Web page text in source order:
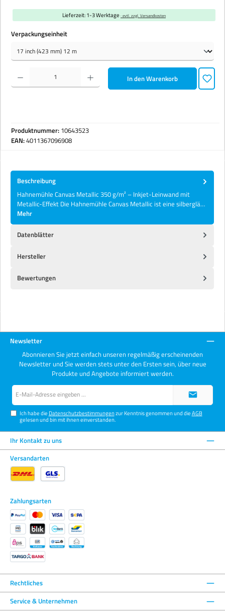
Lieferzeit: 1-3 Werktage · evtl. zzgl. Versandkosten
Verpackungseinheitauswählen
Produkt Anzahl: Gib den gewünschten Wert ein oder benutze die Schaltflächen um die Anzahl zu
In den Warenkorb
Produktnummer: 10643523
EAN:4011367096908
Beschreibung
Hahnemühle Canvas Metallic 350 g/m² – Inkjet-Leinwand mit
Metallic-Effekt Die Hahnemühle Canvas Metallic ist eine silberglä…
Mehr
Datenblätter
Hersteller
Bewertungen
Newsletter
Abonnieren Sie jetzt einfach unseren regelmäßig erscheinenden
Newsletter und Sie werden stets unter den Ersten sein, über neue
Produkte und Angebote informiert werden.
Ich habe die Datenschutzbestimmungenzur Kenntnis genommen und dieAGB
gelesen und bin mit ihnen einverstanden.
Ihr Kontakt zu uns
Versandarten
Zahlungsarten
Rechtliches
Service & Unternehmen